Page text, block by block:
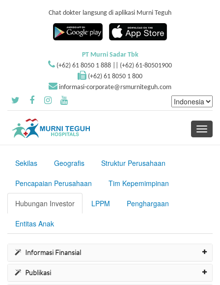
Chat dokter langsung di aplikasi Murni Teguh
PT Murni Sadar Tbk
(+62) 61 8050 1 888 || (+62) 61-80501900
(+62) 61 8050 1 800
informasi-corporate@rsmurniteguh.com
Toggle
Sekilas Geografis Struktur Perusahaan
Pencapaian Perusahaan Tim Kepemimpinan
Hubungan Investor LPPM Penghargaan
Entitas Anak
Informasi Finansial
Publikasi